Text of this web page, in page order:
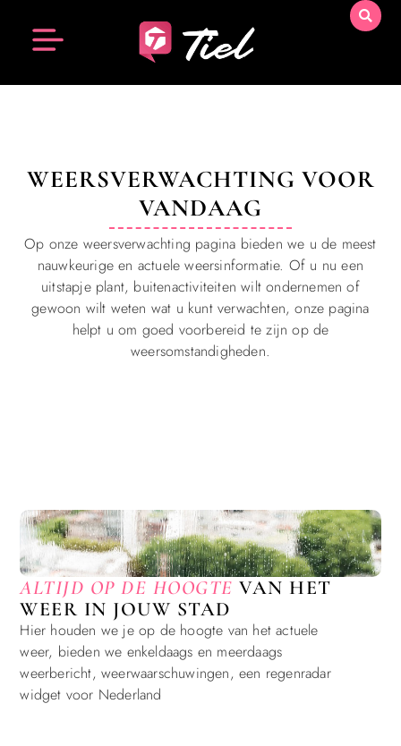
WEERSVERWACHTING VOOR
VANDAAG
Op onze weersverwachting pagina bieden we u de meest
nauwkeurige en actuele weersinformatie. Of u nu een
uitstapje plant, buitenactiviteiten wilt ondernemen of
gewoon wilt weten wat u kunt verwachten, onze pagina
helpt u om goed voorbereid te zijn op de
weersomstandigheden.
ALTIJD OP DE HOOGTEVAN HET
WEER IN JOUW STAD
Hier houden we je op de hoogte van het actuele
weer, bieden we enkeldaags en meerdaags
weerbericht, weerwaarschuwingen, een regenradar
widget voor Nederland